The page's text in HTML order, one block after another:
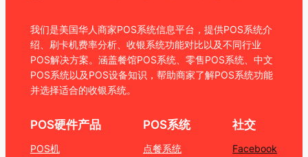
我们是美国华人商家POS系统信息平台，提供POS系统介
绍、刷卡机费率分析、收银系统功能对比以及不同行业
POS解决方案。涵盖餐馆POS系统、零售POS系统、中文
POS系统以及POS设备知识，帮助商家了解POS系统功能
并选择适合的收银系统。
POS硬件产品
POS机
POS系统
点餐系统
社交
Facebook